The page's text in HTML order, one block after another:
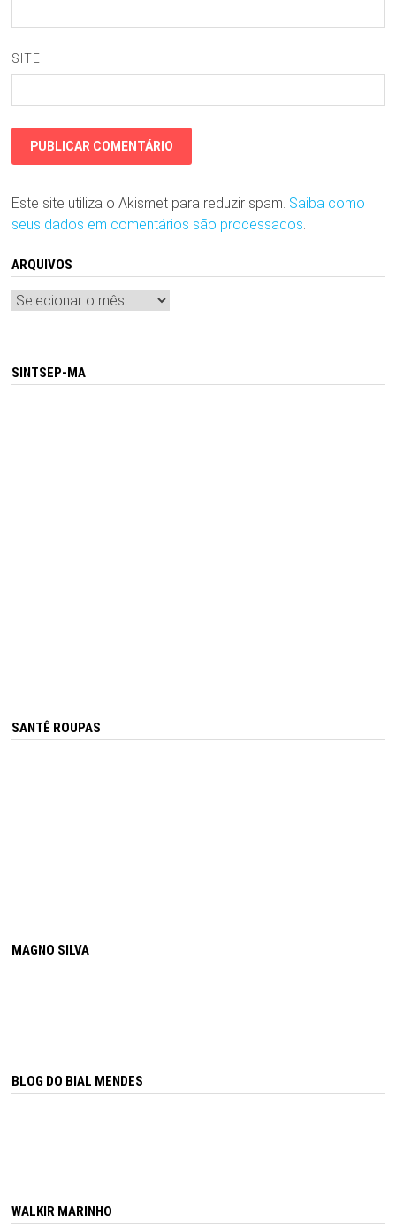
SITE
Este site utiliza o Akismet para reduzir spam. Saiba como
seus dados em comentários são processados
ARQUIVOS
Arquivos
SINTSEP-MA
SANTÊ ROUPAS
MAGNO SILVA
BLOG DO BIAL MENDES
WALKIR MARINHO